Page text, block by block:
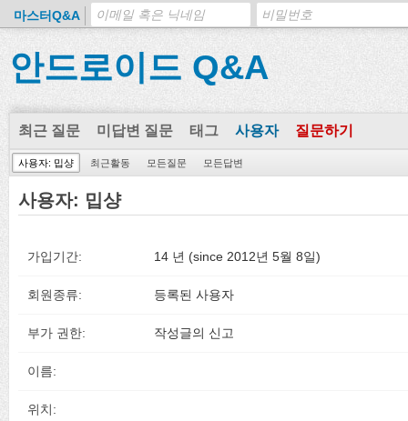
마스터Q&A
안드로이드 Q&A
최근 질문 미답변 질문 태그 사용자 질문하기
사용자: 밉샹 최근활동 모든질문 모든답변
사용자: 밉샹
가입기간: 14 년 (since 2012년 5월 8일)
회원종류: 등록된 사용자
부가 권한: 작성글의 신고
이름:
위치: